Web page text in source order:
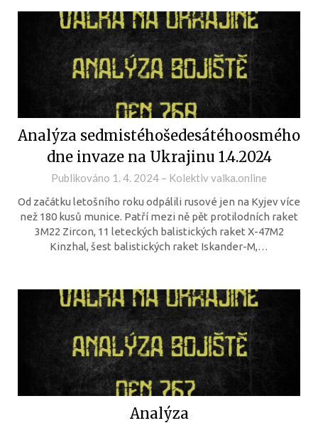
Analýza sedmistéhošedesátéhoosmého
dne invaze na Ukrajinu 1.4.2024
Publikováno 1. 4. 2024 – Kolektiv valka.online
Od začátku letošního roku odpálili rusové jen na Kyjev více
než 180 kusů munice. Patří mezi ně pět protilodních raket
3M22 Zircon, 11 leteckých balistických raket X-47M2
Kinzhal, šest balistických raket Iskander-M,…
Analýza